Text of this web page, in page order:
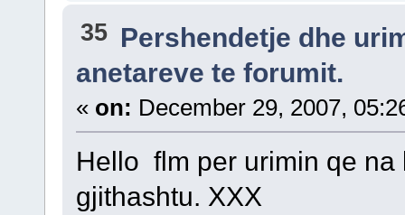
35 Pershendetje dhe
anetareve te forumit.
« on: December 29, 2007,
Hello flm per urimin qe na
gjithashtu. XXX